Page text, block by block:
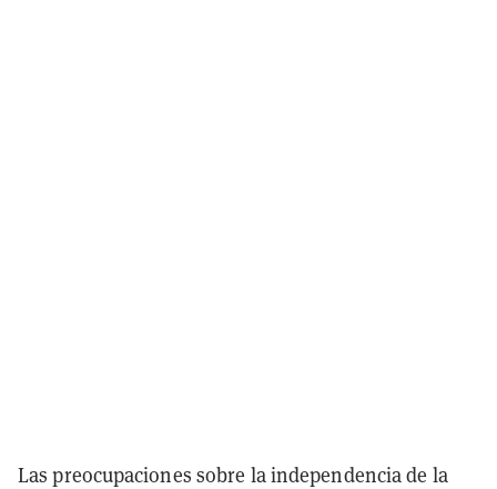
Las preocupaciones sobre la independencia de la